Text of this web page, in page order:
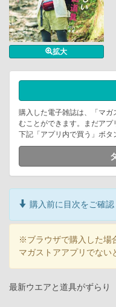
拡大
購入した電子雑誌は、「マ
むことができます。まだアプ
下記「アプリ内で買う」ボタ
購入前に目次をご確
※ブラウザで購入した場
マガストアアプリでない
最新ウエアと道具がずらり